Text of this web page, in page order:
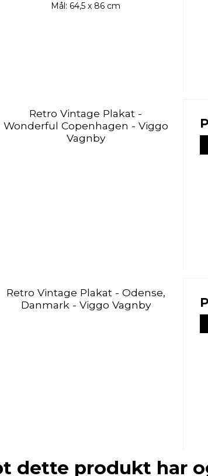
Mål: 64,5 x 86 cm
Retro Vintage Plakat -
Wonderful Copenhagen - Viggo
Vagnby
Retro Vintage Plakat - Odense,
Danmark - Viggo Vagnby
dette produkt har